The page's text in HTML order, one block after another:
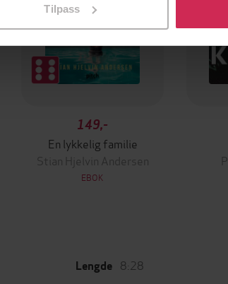
Tilpass
149,-
En lykkelig familie
Stian Hjelvin Andersen
EBOK
Lengde 8:28